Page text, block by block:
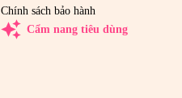
Chính sách bảo hành
auto_awesome Cẩm nang tiêu dùng